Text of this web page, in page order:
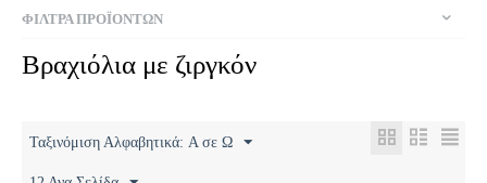
ΦΊΛΤΡΑ ΠΡΟΪΌΝΤΩΝ
Βραχιόλια με ζιργκόν
Ταξινόμιση Αλφαβητικά: A σε Ω